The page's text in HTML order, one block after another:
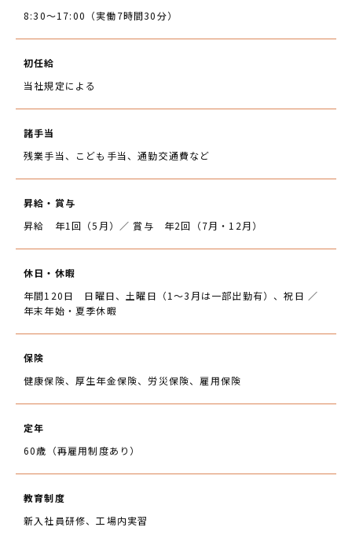
8:30～17:00（実働7時間30分）
初任給
当社規定による
諸手当
残業手当、こども手当、通勤交通費など
昇給・賞与
昇給 年1回（5月）／ 賞与 年2回（7月・12月）
休日・休暇
年間120日 日曜日、土曜日（1～3月は一部出勤有）、祝日 ／
年末年始・夏季休暇
保険
健康保険、厚生年金保険、労災保険、雇用保険
定年
60歳（再雇用制度あり）
教育制度
新入社員研修、工場内実習